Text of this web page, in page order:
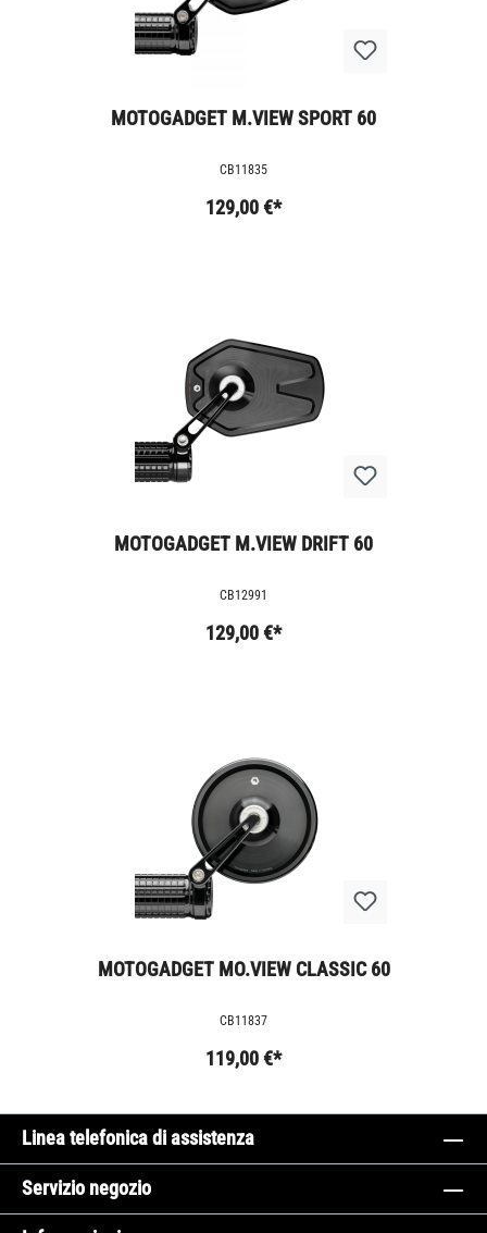
MOTOGADGET M.VIEW SPORT 60
CB11835
129,00 €*
MOTOGADGET M.VIEW DRIFT 60
CB12991
129,00 €*
MOTOGADGET MO.VIEW CLASSIC 60
CB11837
119,00 €*
Linea telefonica di assistenza
Servizio negozio